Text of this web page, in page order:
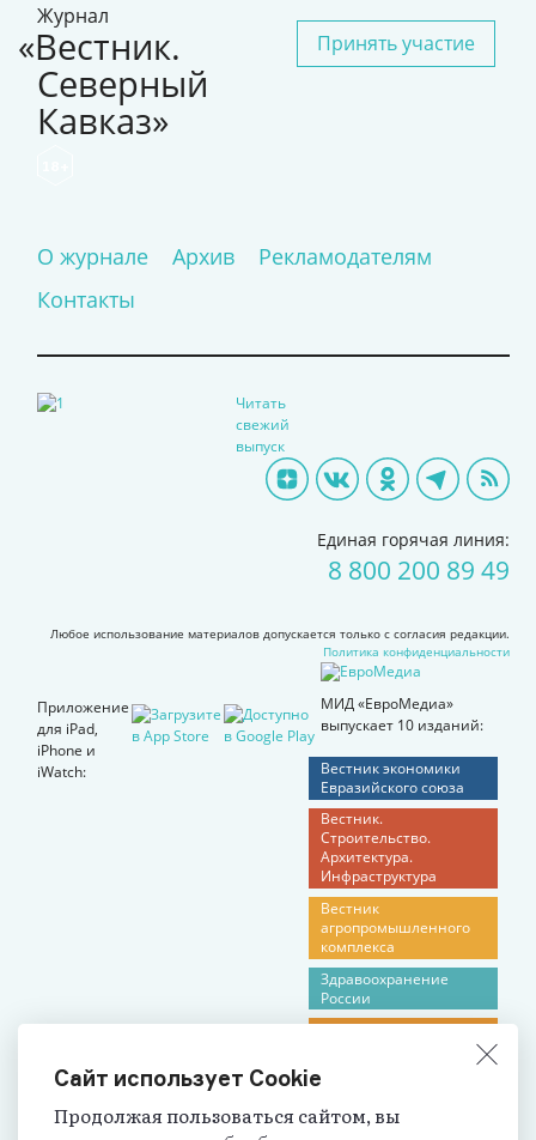
Журнал
«Вестник.
Северный
Кавказ»
Принять участие
О журнале Архив
Рекламодателям
Контакты
МИД «ЕвроМедиа»
выпускает 10 изданий:
Вестник экономики
Евразийского союза
Вестник.
Строительство.
Архитектура.
Инфраструктура
Вестник
агропромышленного
комплекса
Здравоохранение
России
Российское
Социальная защита в
Вестник. Северный
Читать
свежий
выпуск
Приложение
для iPad,
iPhone и
iWatch:
Единая горячая линия:
8 800 200 89 49
Любое использование материалов допускается только с согласия редакции.
Политика конфиденциальности
Сайт использует Cookie
Продолжая пользоваться сайтом, вы